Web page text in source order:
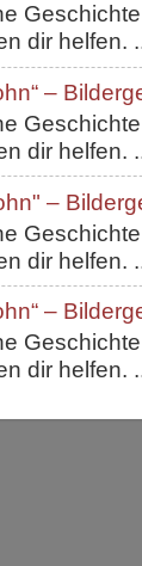
dir helfen.
–
dir helfen.
–
dir helfen.
–
dir helfen.